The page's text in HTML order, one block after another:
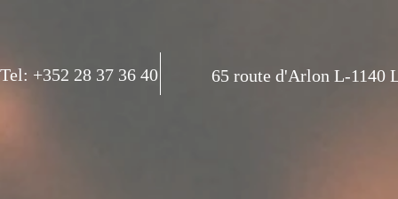
Tel: +352 28 37 36 40 65 route d'Arlon L-1140